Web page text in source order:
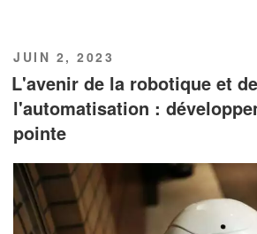
PUBLIÉ
LE
JUIN 2, 2023
L'avenir de la robotique et de
l'automatisation :
pointe